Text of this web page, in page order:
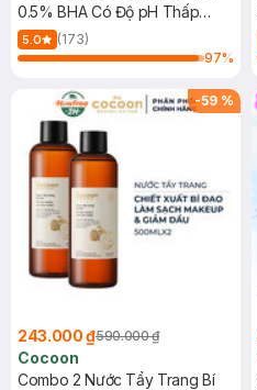
0.5% BHA Có Độ pH Thấp
150ml
5.0
(173)
97%
-59 %
243.000 ₫590.000 ₫
Cocoon
Combo 2 Nước Tẩy Trang Bí